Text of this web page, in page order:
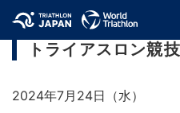
第33回オリンピッ
トライアスロン競
2024年7月24日（水）